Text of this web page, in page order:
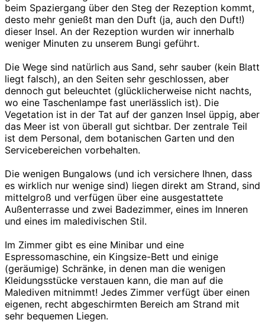
beim Spaziergang über den Steg der Rezeption kommt,
desto mehr genießt man den Duft (ja, auch den Duft!)
dieser Insel. An der Rezeption wurden wir innerhalb
weniger Minuten zu unserem Bungi geführt.
Die Wege sind natürlich aus Sand, sehr sauber (kein Blatt
liegt falsch), an den Seiten sehr geschlossen, aber
dennoch gut beleuchtet (glücklicherweise nicht nachts,
wo eine Taschenlampe fast unerlässlich ist). Die
Vegetation ist in der Tat auf der ganzen Insel üppig, aber
das Meer ist von überall gut sichtbar. Der zentrale Teil
ist dem Personal, dem botanischen Garten und den
Servicebereichen vorbehalten.
Die wenigen Bungalows (und ich versichere Ihnen, dass
es wirklich nur wenige sind) liegen direkt am Strand, sind
mittelgroß und verfügen über eine ausgestattete
Außenterrasse und zwei Badezimmer, eines im Inneren
und eines im maledivischen Stil.
Im Zimmer gibt es eine Minibar und eine
Espressomaschine, ein Kingsize-Bett und einige
(geräumige) Schränke, in denen man die wenigen
Kleidungsstücke verstauen kann, die man auf die
Malediven mitnimmt! Jedes Zimmer verfügt über einen
eigenen, recht abgeschirmten Bereich am Strand mit
sehr bequemen Liegen.